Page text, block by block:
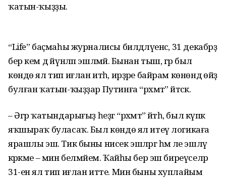
ҡатын-ҡыҙҙы.
“Life” баҫмаһы журналисы билдәләүенсә, 31 декабрҙә
бер кем дә йүнләп эшләмәй. Бынан тыш, әгәр был
көндө ял тип иғлан итһә, ирҙәре байрам көнөндә өйҙә
булған ҡатын-ҡыҙҙар Путинға “рәхмәт” әйтәсәк.
– Әгәр ҡатындарығыҙ һеҙгә “рәхмәт” әйтһә, был күпкә
яҡшыраҡ буласаҡ. Был көндө ял итеү логикаға
ярашлы эш. Тик быны нисек эшләргә һәм әле эшләү
кәрәкме – мин белмәйем. Ҡайһы бер эш биреүселәр
31-ен ял тип иғлан итте. Мин быны хуплайым